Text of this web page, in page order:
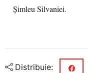
Șimleu Silvaniei.
Distribuie: